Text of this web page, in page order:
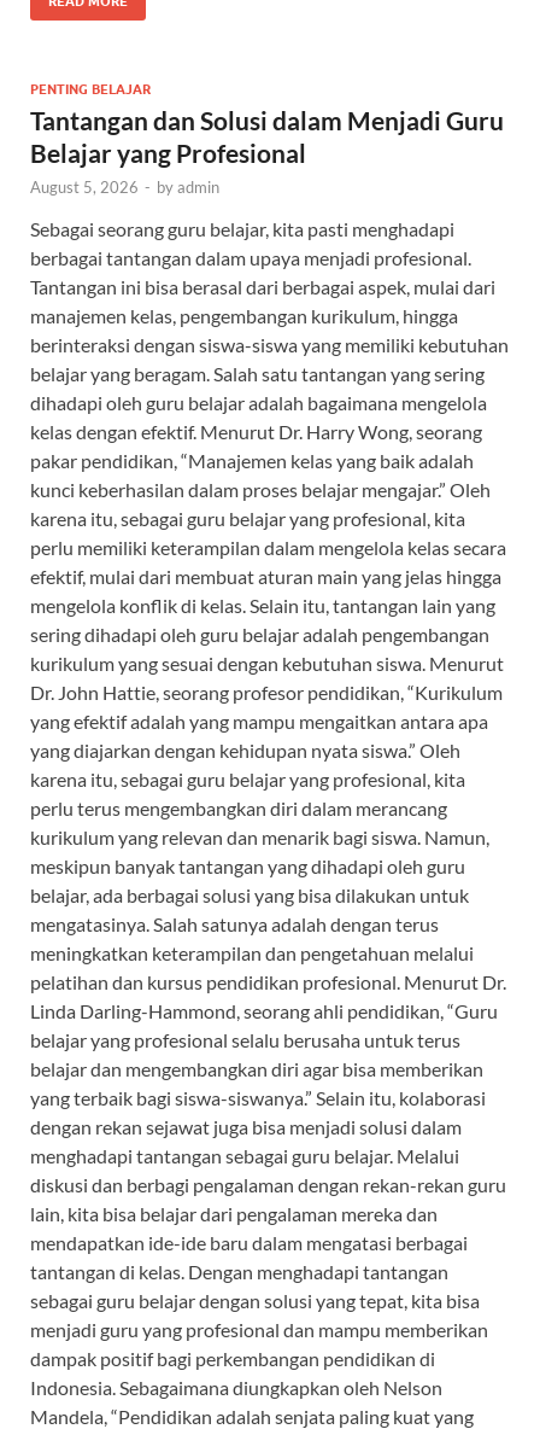
PENTING BELAJAR
Tantangan dan Solusi dalam Menjadi Guru
Belajar yang Profesional
August 5, 2026 - byadmin
Sebagai seorang guru belajar, kita pasti menghadapi
berbagai tantangan dalam upaya menjadi profesional.
Tantangan ini bisa berasal dari berbagai aspek, mulai dari
manajemen kelas, pengembangan kurikulum, hingga
berinteraksi dengan siswa-siswa yang memiliki kebutuhan
belajar yang beragam. Salah satu tantangan yang sering
dihadapi oleh guru belajar adalah bagaimana mengelola
kelas dengan efektif. Menurut Dr. Harry Wong, seorang
pakar pendidikan, “Manajemen kelas yang baik adalah
kunci keberhasilan dalam proses belajar mengajar.” Oleh
karena itu, sebagai guru belajar yang profesional, kita
perlu memiliki keterampilan dalam mengelola kelas secara
efektif, mulai dari membuat aturan main yang jelas hingga
mengelola konflik di kelas. Selain itu, tantangan lain yang
sering dihadapi oleh guru belajar adalah pengembangan
kurikulum yang sesuai dengan kebutuhan siswa. Menurut
Dr. John Hattie, seorang profesor pendidikan, “Kurikulum
yang efektif adalah yang mampu mengaitkan antara apa
yang diajarkan dengan kehidupan nyata siswa.” Oleh
karena itu, sebagai guru belajar yang profesional, kita
perlu terus mengembangkan diri dalam merancang
kurikulum yang relevan dan menarik bagi siswa. Namun,
meskipun banyak tantangan yang dihadapi oleh guru
belajar, ada berbagai solusi yang bisa dilakukan untuk
mengatasinya. Salah satunya adalah dengan terus
meningkatkan keterampilan dan pengetahuan melalui
pelatihan dan kursus pendidikan profesional. Menurut Dr.
Linda Darling-Hammond, seorang ahli pendidikan, “Guru
belajar yang profesional selalu berusaha untuk terus
belajar dan mengembangkan diri agar bisa memberikan
yang terbaik bagi siswa-siswanya.” Selain itu, kolaborasi
dengan rekan sejawat juga bisa menjadi solusi dalam
menghadapi tantangan sebagai guru belajar. Melalui
diskusi dan berbagi pengalaman dengan rekan-rekan guru
lain, kita bisa belajar dari pengalaman mereka dan
mendapatkan ide-ide baru dalam mengatasi berbagai
tantangan di kelas. Dengan menghadapi tantangan
sebagai guru belajar dengan solusi yang tepat, kita bisa
menjadi guru yang profesional dan mampu memberikan
dampak positif bagi perkembangan pendidikan di
Indonesia. Sebagaimana diungkapkan oleh Nelson
Mandela, “Pendidikan adalah senjata paling kuat yang